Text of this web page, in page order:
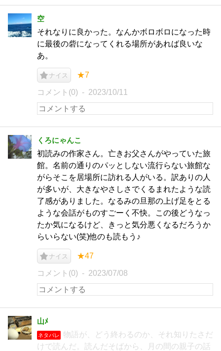
空
それなりに良かった。なんかボロボロになった時
に最後の砦になってくれる場所があれば良いな
あ。
ナイス ★7
コメント(0) 2023/10/11
くろにゃんこ
初読みの作家さん。亡きお父さんがやっていた旅
館。名前の通りのパッとしない流行らない旅館な
がらそこを居場所に訪れる人がいる。訳ありの人
が多いが、大きなやさしさでくるまれたような読
了感がありました。なるみの旦那の上げ足をとる
ような会話がものすごーく不快。この後どうなっ
たか気になるけど、きっと気分悪くなるだろうか
らいらない(笑)他のも読もう♪
ナイス ★47
コメント(0) 2023/07/08
山ﾒ
ネタバレ
物語が、どう終わるのか、それ知りたさだ
けで読んだ。読んだそばから、月の間の親子の話